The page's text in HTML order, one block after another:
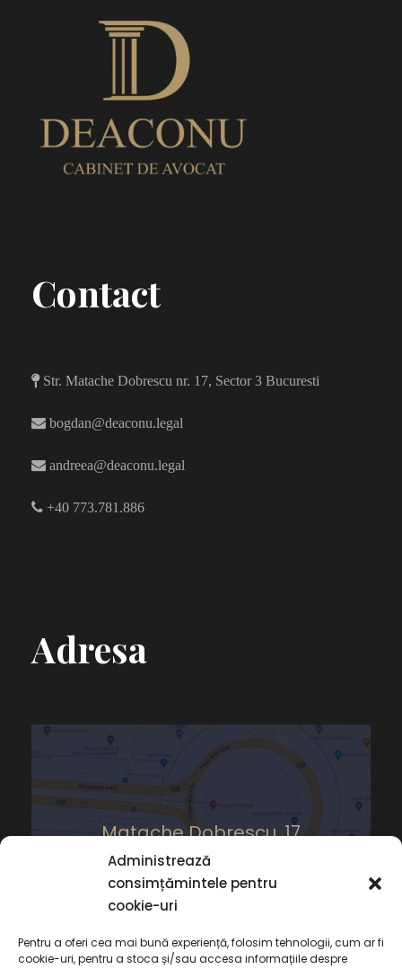
Administrează
consimțămintele pentru
cookie-uri
Pentru a oferi cea mai bună experiență, folosim tehnologii, cum ar fi
cookie-uri, pentru a stoca și/sau accesa informațiile despre
Contact
Str. Matache Dobrescu nr. 17, Sector 3 Bucuresti
bogdan@deaconu.legal
andreea@deaconu.legal
+40 773.781.886
Adresa
Matache Dobrescu, 17